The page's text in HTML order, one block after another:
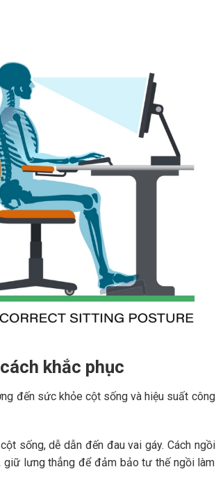
khắc phục
đến sức khỏe cột sống và hiệu suất công
sống, dễ dẫn đến đau vai gáy. Cách ngồi
giữ lưng thẳng để đảm bảo tư thế ngồi làm